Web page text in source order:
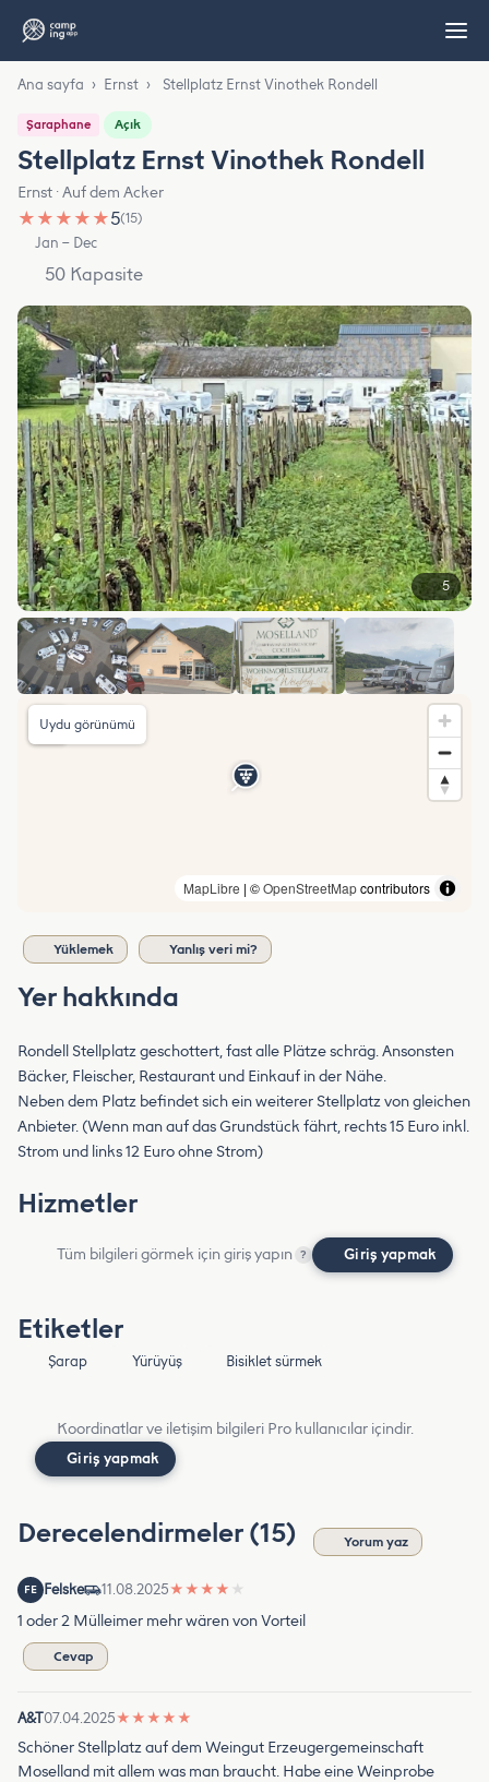
Ana sayfa › Ernst › Stellplatz Ernst Vinothek Rondell
Şaraphane Açık
Stellplatz Ernst Vinothek Rondell
Ernst · Auf dem Acker
★ ★ ★ ★ ★5(15)
Jan – Dec
50 Kapasite
5
MapLibre | ©OpenStreetMapcontributors
Uydu görünümü
Yüklemek Yanlış veri mi?
Yer hakkında
Rondell Stellplatz geschottert, fast alle Plätze schräg. Ansonsten
Bäcker, Fleischer, Restaurant und Einkauf in der Nähe.
Neben dem Platz befindet sich ein weiterer Stellplatz von gleichen
Anbieter. (Wenn man auf das Grundstück fährt, rechts 15 Euro inkl.
Strom und links 12 Euro ohne Strom)
Hizmetler
Tüm bilgileri görmek için giriş yapın ? Giriş yapmak
Etiketler
Şarap Yürüyüş Bisiklet sürmek
Koordinatlar ve iletişim bilgileri Pro kullanıcılar içindir.
Giriş yapmak
Derecelendirmeler (15) Yorum yaz
FE Felske 11.08.2025★ ★ ★ ★ ★
1 oder 2 Mülleimer mehr wären von Vorteil
Cevap
A&T07.04.2025★ ★ ★ ★ ★
Schöner Stellplatz auf dem Weingut Erzeugergemeinschaft
Moselland mit allem was man braucht. Habe eine Weinprobe